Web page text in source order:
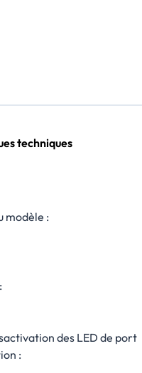
techniques
modèle :
des LED de port
: